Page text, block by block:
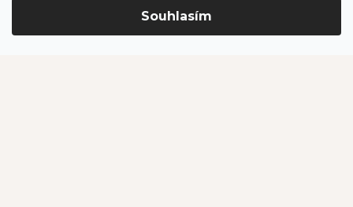
Souhlasím
PŘIHLÁSIT SE